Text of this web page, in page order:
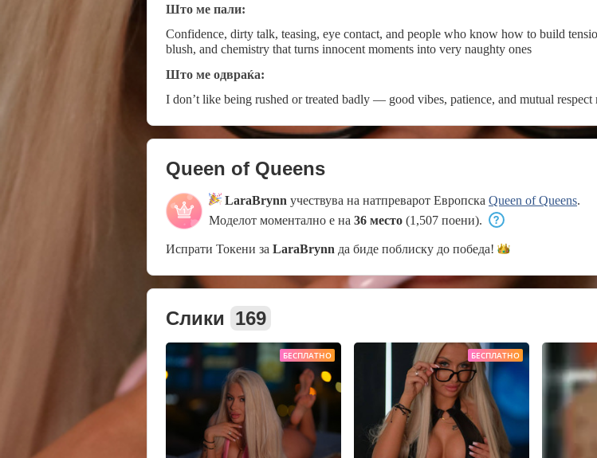
Што ме пали:
Confidence, dirty talk, teasing, eye contact, and people who know how to build tension slowly I love playful control, compliments
blush, and chemistry that turns innocent moments into very naughty ones
Што ме одвраќа:
I don’t like being rushed or treated badly — good vibes, patience, and mutual
Queen of Queens
LaraBrynn учествува на натпреварот Европска Queen of Queens.
Моделот моментално е на 36 место (1,507 поени).
Испрати Токени за LaraBrynn да биде поблиску до победа!
Слики 169
БЕСПЛАТНО БЕСПЛАТНО